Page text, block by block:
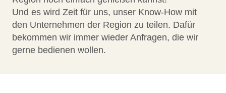
Und es wird Zeit für uns, unser Know-How mit
den Unternehmen der Region zu teilen. Dafür
bekommen wir immer wieder Anfragen, die wir
gerne bedienen wollen.